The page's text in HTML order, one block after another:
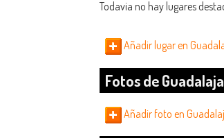
Todavia no hay lugares
Añadir lugar en
Fotos de
Añadir foto en